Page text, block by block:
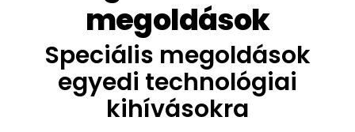
megoldások
Speciális megoldások
egyedi technológiai
kihívásokra